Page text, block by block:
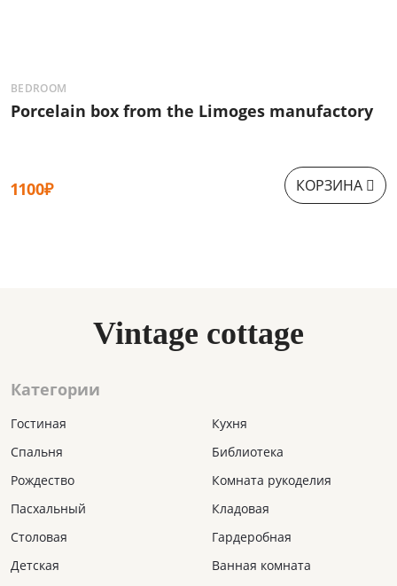
BEDROOM
Porcelain box from the Limoges manufactory
1100₽ КОРЗИНА
Vintage cottage
Категории
Гостиная
Спальня
Рождество
Пасхальный
Столовая
Детская
Кухня
Библиотека
Комната рукоделия
Кладовая
Гардеробная
Ванная комната